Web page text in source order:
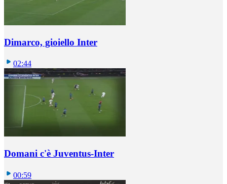
Dimarco, gioiello Inter
02:44
Domani c'è Juventus-Inter
00:59